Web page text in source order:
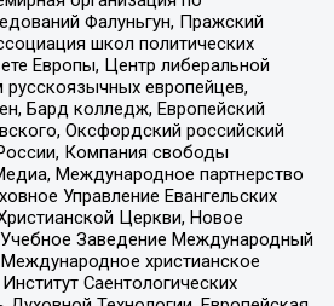
Фалуньгун, Пражский
школ политических
Европы, Центр либеральной
европейцев,
Бард колледж, Европейский
Оксфордский российский
Компания свободы
Международное партнерство
Управление Евангельских
Церкви, Новое
Заведение Международный
христианское
Саентологических